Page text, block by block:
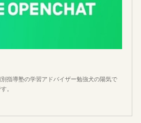
別指導塾の学習アドバイザー勉強犬の陽気で
。